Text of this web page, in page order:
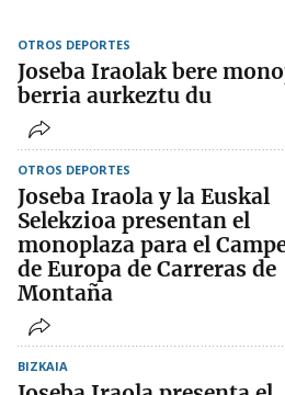
OTROS DEPORTES
Joseba Iraolak bere
berria aurkeztu du
OTROS DEPORTES
Joseba Iraola y la Euskal
Selekzioa presentan el
monoplaza para el
de Europa de Carreras de
Montaña
BIZKAIA